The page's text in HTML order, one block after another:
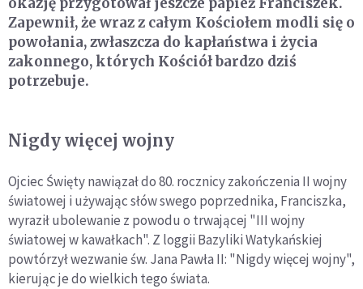
Zapewnił, że wraz z całym Kościołem modli się o
powołania, zwłaszcza do kapłaństwa i życia
zakonnego, których Kościół bardzo dziś
potrzebuje.
Nigdy więcej wojny
Ojciec Święty nawiązał do 80. rocznicy zakończenia II wojny
światowej i używając słów swego poprzednika, Franciszka,
wyraził ubolewanie z powodu o trwającej "III wojny
światowej w kawałkach". Z loggii Bazyliki Watykańskiej
powtórzył wezwanie św. Jana Pawła II: "Nigdy więcej wojny",
kierując je do wielkich tego świata.